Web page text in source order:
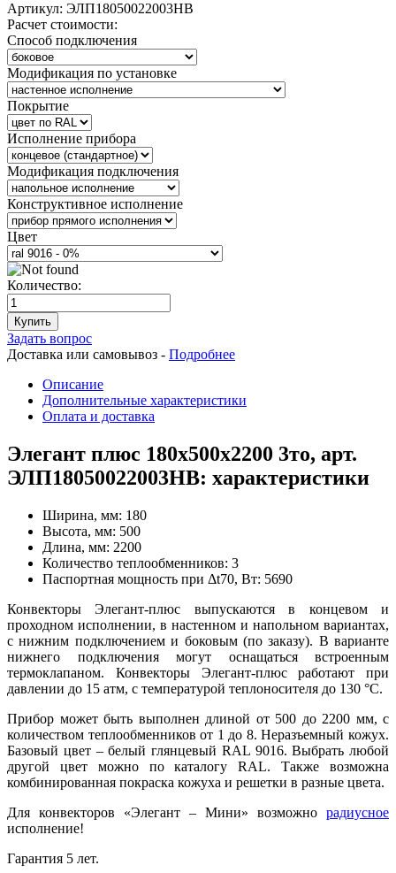
Артикул: ЭЛП18050022003НВ
Расчет стоимости:
Способ подключения
Модификация по установке
Покрытие
Исполнение прибора
Модификация подключения
Конструктивное исполнение
Цвет
Количество:
Купить
Задать вопрос
Доставка или самовывоз - Подробнее
Описание
Дополнительные характеристики
Оплата и доставка
Элегант плюс 180x500x2200 3то, арт.
ЭЛП18050022003НВ: характеристики
Ширина, мм: 180
Высота, мм: 500
Длина, мм: 2200
Количество теплообменников: 3
Паспортная мощность при Δt70, Вт: 5690
Конвекторы Элегант-плюс выпускаются в концевом и
проходном исполнении, в настенном и напольном вариантах,
с нижним подключением и боковым (по заказу). В варианте
нижнего подключения могут оснащаться встроенным
термоклапаном. Конвекторы Элегант-плюс работают при
давлении до 15 атм, с температурой теплоносителя до 130 °С.
Прибор может быть выполнен длиной от 500 до 2200 мм, с
количеством теплообменников от 1 до 8. Неразъемный кожух.
Базовый цвет – белый глянцевый RAL 9016. Выбрать любой
другой цвет можно по каталогу RAL. Также возможна
комбинированная покраска кожуха и решетки в разные цвета.
Для конвекторов «Элегант – Мини» возможно радиусное
исполнение!
Гарантия 5 лет.